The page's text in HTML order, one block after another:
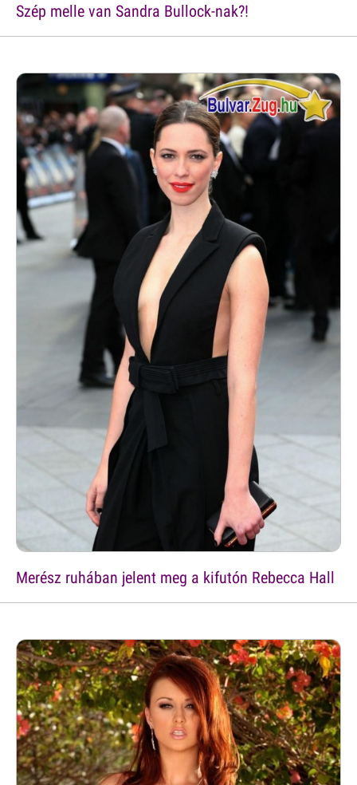
Szép melle van Sandra Bullock-nak?!
Merész ruhában jelent meg a kifutón Rebecca Hall